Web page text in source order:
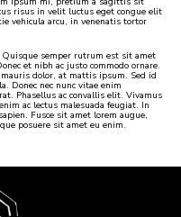
risus in velit luctus eget congue elit
vehicula arcu, in venenatis tortor
semper rutrum est sit amet
et nibh ac justo commodo ornare.
dolor, at mattis ipsum. Sed id
Donec nec nunc vitae enim
Phasellus ac convallis elit. Vivamus
ac lectus malesuada feugiat. In
Fusce sit amet lorem augue,
posuere sit amet eu enim.